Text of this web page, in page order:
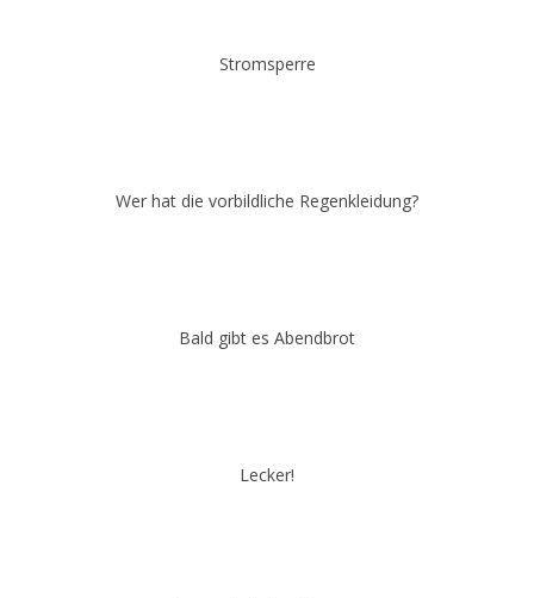
Stromsperre
Wer hat die vorbildliche Regenkleidung?
Bald gibt es Abendbrot
Lecker!